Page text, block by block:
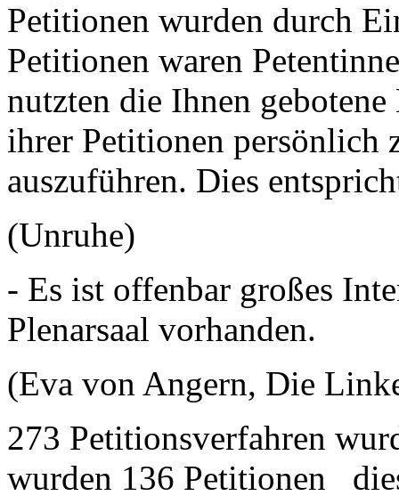
Petitionen wurden durch
Petitionen waren
nutzten die Ihnen
ihrer Petitionen persönlich
auszuführen. Dies
(Unruhe)
- Es ist offenbar großes
Plenarsaal vorhanden.
(Eva von Angern, Die
273 Petitionsverfahren
wurden 136 Petitionen